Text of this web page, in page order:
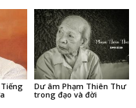
Dư âm Phạm Thiên Thư
trong đạo và đời